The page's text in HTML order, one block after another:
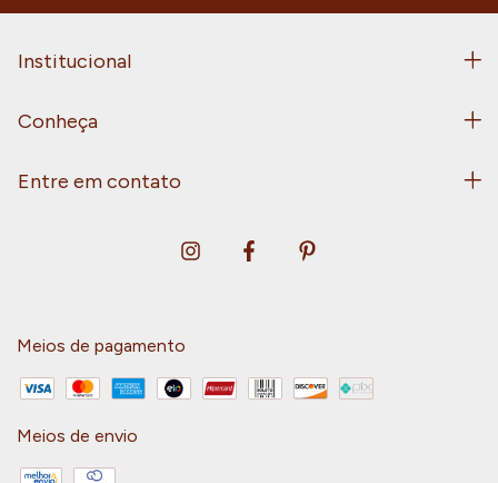
Institucional
Conheça
Entre em contato
Meios de pagamento
Meios de envio